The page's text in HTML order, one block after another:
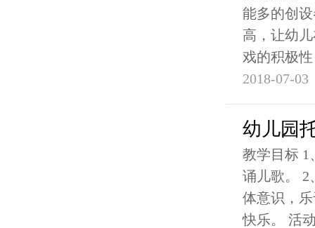
能多的创
高，让幼
戏的积极
2018-07-03
幼儿园
教学目标 1
诵儿歌。 2
体意识，
快乐。 活